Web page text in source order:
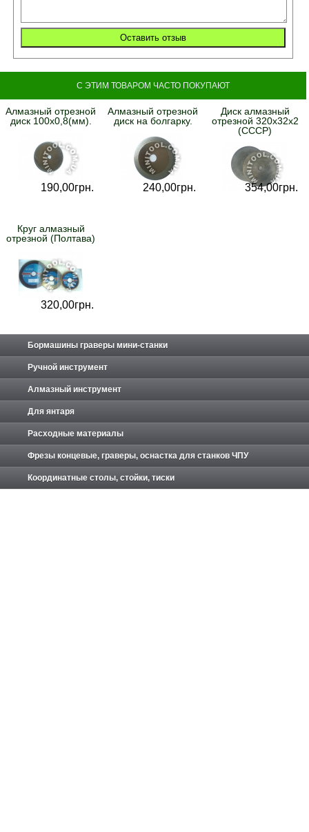
С ЭТИМ ТОВАРОМ ЧАСТО ПОКУПАЮТ
Алмазный отрезной
диск 100х0,8(мм).
190,00грн.
Алмазный отрезной
диск на болгарку.
240,00грн.
Диск алмазный
отрезной 320х32х2
(СССР)
354,00грн.
Круг алмазный
отрезной (Полтава)
320,00грн.
Бормашины граверы мини-станки
Ручной инструмент
Алмазный инструмент
Для янтаря
Расходные материалы
Фрезы концевые, граверы, оснастка для станков ЧПУ
Координатные столы, стойки, тиски